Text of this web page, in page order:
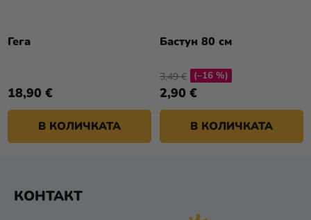
Гега
18,90 €
В КОЛИЧКАТА
Бастун 80 см
2,90 €
3,49 € (–16 %)
В КОЛИЧКАТА
КОНТАКТ